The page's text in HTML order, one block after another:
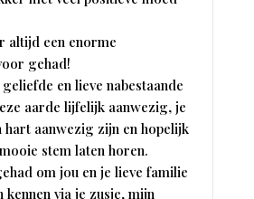
altijd een enorme
gehad!
en lieve nabestaande
aarde lijfelijk aanwezig, je
hart aanwezig zijn en hopelijk
stem laten horen.
om jou en je lieve familie
via je zusje, mijn